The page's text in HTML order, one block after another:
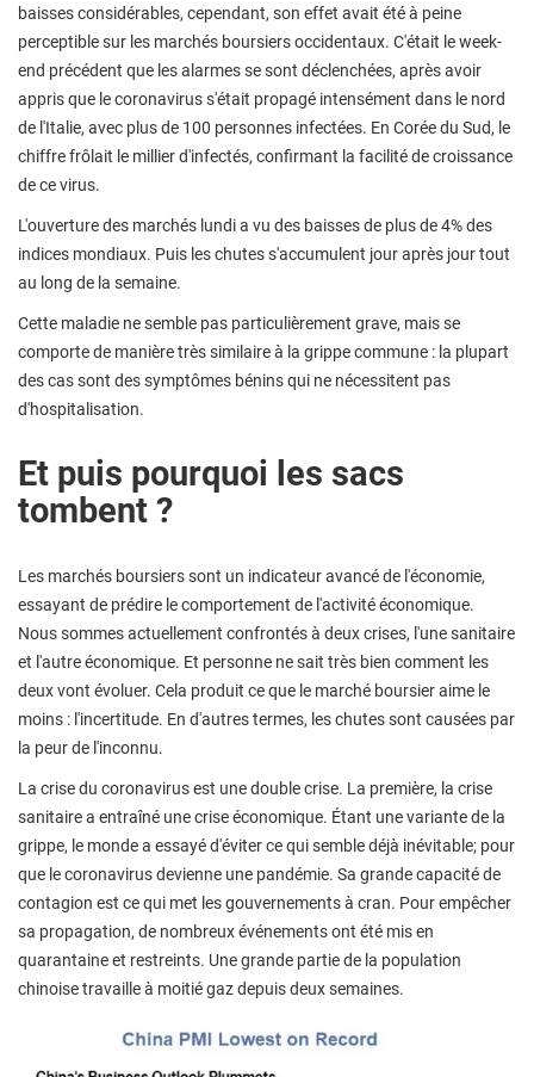
baisses considérables, cependant, son effet avait été à peine
perceptible sur les marchés boursiers occidentaux. C'était le week-
end précédent que les alarmes se sont déclenchées, après avoir
appris que le coronavirus s'était propagé intensément dans le nord
de l'Italie, avec plus de 100 personnes infectées. En Corée du Sud, le
chiffre frôlait le millier d'infectés, confirmant la facilité de croissance
de ce virus.
L'ouverture des marchés lundi a vu des baisses de plus de 4% des
indices mondiaux. Puis les chutes s'accumulent jour après jour tout
au long de la semaine.
Cette maladie ne semble pas particulièrement grave, mais se
comporte de manière très similaire à la grippe commune : la plupart
des cas sont des symptômes bénins qui ne nécessitent pas
d'hospitalisation.
Et puis pourquoi les sacs
tombent ?
Les marchés boursiers sont un indicateur avancé de l'économie,
essayant de prédire le comportement de l'activité économique.
Nous sommes actuellement confrontés à deux crises, l'une sanitaire
et l'autre économique. Et personne ne sait très bien comment les
deux vont évoluer. Cela produit ce que le marché boursier aime le
moins : l'incertitude. En d'autres termes, les chutes sont causées par
la peur de l'inconnu.
La crise du coronavirus est une double crise. La première, la crise
sanitaire a entraîné une crise économique. Étant une variante de la
grippe, le monde a essayé d'éviter ce qui semble déjà inévitable; pour
que le coronavirus devienne une pandémie. Sa grande capacité de
contagion est ce qui met les gouvernements à cran. Pour empêcher
sa propagation, de nombreux événements ont été mis en
quarantaine et restreints. Une grande partie de la population
chinoise travaille à moitié gaz depuis deux semaines.